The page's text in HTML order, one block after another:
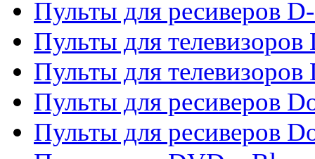
Пульты для ресиверов
Пульты для телевизоров
Пульты для
Пульты для ресиверов
Пульты для ресиверов